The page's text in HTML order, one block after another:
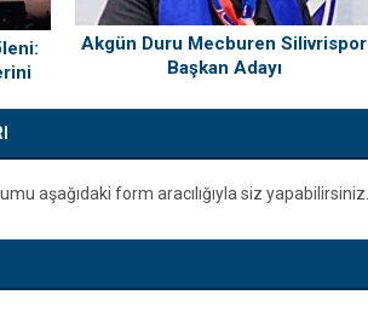
Akgün Duru Mecburen Silivrispor
Başkan Adayı
aşağıdaki form aracılığıyla siz yapabilirsiniz.